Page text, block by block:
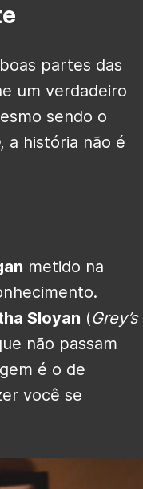
partes das
um verdadeiro
sendo o
, a história não é
metido na
Sloyan (Grey’s
não passam
é o de
você se